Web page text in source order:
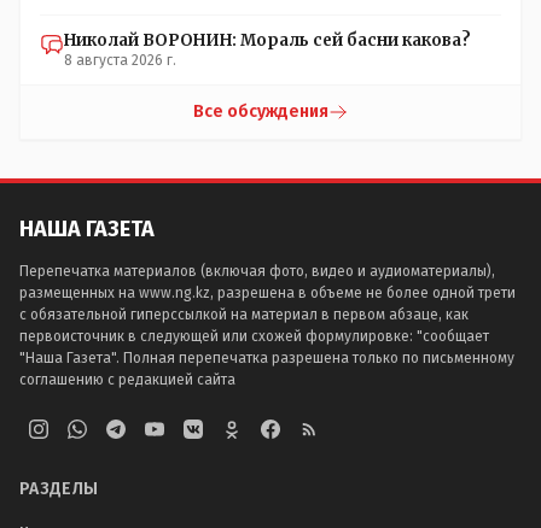
Николай ВОРОНИН: Мораль сей басни какова?
8 августа 2026 г.
Все обсуждения
НАША ГАЗЕТА
Перепечатка материалов (включая фото, видео и аудиоматериалы),
размещенных на www.ng.kz, разрешена в объеме не более одной трети
с обязательной гиперссылкой на материал в первом абзаце, как
первоисточник в следующей или схожей формулировке: "сообщает
"Наша Газета". Полная перепечатка разрешена только по письменному
соглашению с редакцией сайта
РАЗДЕЛЫ